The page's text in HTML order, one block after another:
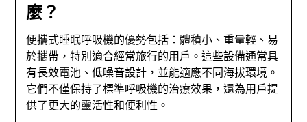
麼？
便攜式睡眠呼吸機的優勢包括：體積小、重量輕、易
於攜帶，特別適合經常旅行的用戶。這些設備通常具
有長效電池、低噪音設計，並能適應不同海拔環境。
它們不僅保持了標準呼吸機的治療效果，還為用戶提
供了更大的靈活性和便利性。